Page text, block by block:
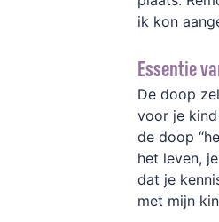
ik kon
Essentie
De doop
voor je kind
de doop
het leven,
dat je
met mijn